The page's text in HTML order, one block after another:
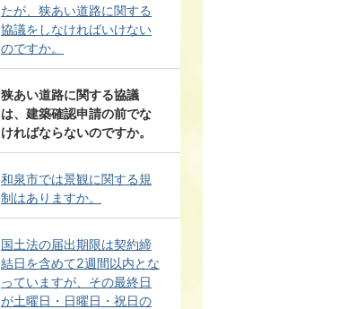
たが、狭あい道路に関する
協議をしなければいけない
のですか。
狭あい道路に関する協議
は、建築確認申請の前でな
ければならないのですか。
和泉市では景観に関する規
制はありますか。
国土法の届出期限は契約締
結日を含めて2週間以内とな
っていますが、その最終日
が土曜日・日曜日・祝日の